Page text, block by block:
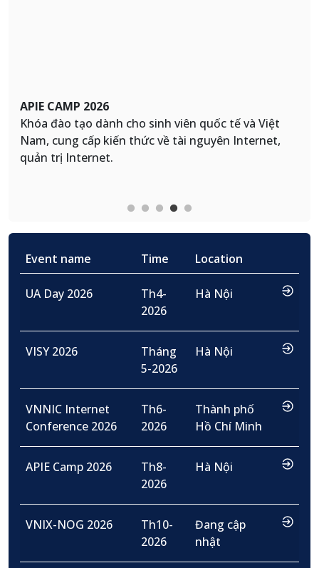
và Việt
VNIX-NOG 2026
Hội nghị thành viên kết nối Trạm trung
Internet quốc gia (VNIX) được VNNIC tổ
thường niên từ năm 2016 theo mô hình
Event name Time Location
UA Day 2026
Th4-
2026
Hà Nội …
VISY 2026
Tháng
5-2026
Hà Nội …
VNNIC Internet
Conference 2026
Th6-
2026
Thành phố
Hồ Chí Minh
…
APIE Camp 2026
Th8-
2026
Hà Nội …
VNIX-NOG 2026
Th10-
2026
Đang cập
nhật
…